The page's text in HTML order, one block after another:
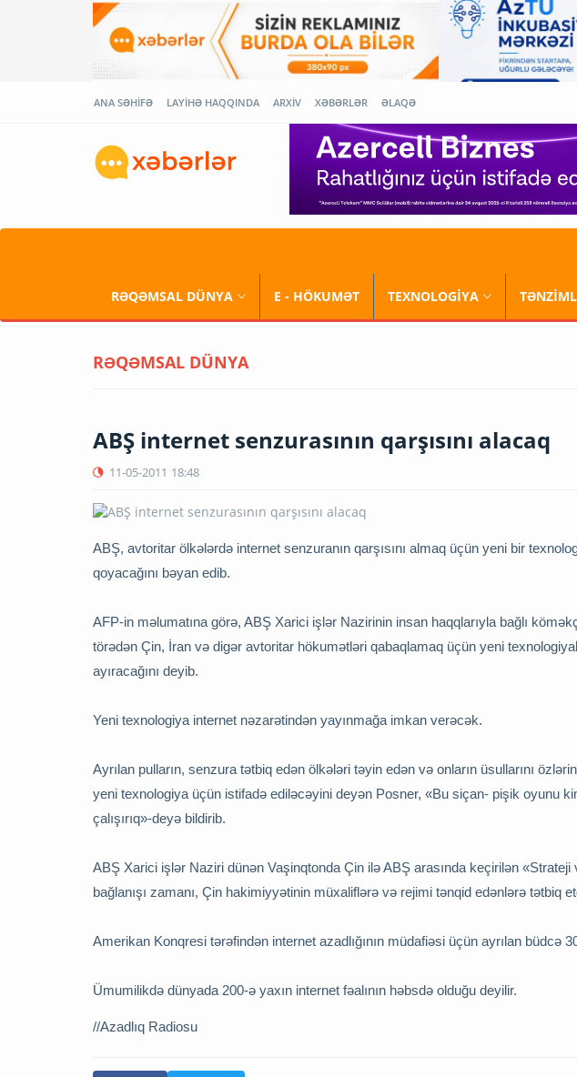
ANA SƏHİFƏ LAYİHƏ HAQQINDA ARXİV XƏBƏRLƏR ƏLAQƏ
RƏQƏMSAL DÜNYA E - HÖKUMƏT TEXNOLOGİYA
RƏQƏMSAL DÜNYA
ABŞ internet senzurasının qarşısını alacaq
11-05-2011 18:48
ABŞ, avtoritar ölkələrdə internet senzuranın qarşısını almaq üçün yeni bir
qoyacağını bəyan edib.
AFP-in məlumatına görə, ABŞ Xarici işlər Nazirinin insan haqqlarıyla bağlı
törədən Çin, İran və digər avtoritar hökumətləri qabaqlamaq üçün yeni
ayıracağını deyib.
Yeni texnologiya internet nəzarətindən yayınmağa imkan verəcək.
Ayrılan pulların, senzura tətbiq edən ölkələri təyin edən və onların üsullarını
yeni texnologiya üçün istifadə ediləcəyini deyən Posner, «Bu siçan- pişik oyunu
çalışırıq»-deyə bildirib.
ABŞ Xarici işlər Naziri dünən Vaşinqtonda Çin ilə ABŞ arasında keçirilən «Strateji
bağlanışı zamanı, Çin hakimiyyətinin müxaliflərə və rejimi tənqid edənlərə tətbiq
Amerikan Konqresi tərəfindən internet azadlığının müdafiəsi üçün ayrılan büdcə
Ümumilikdə dünyada 200-ə yaxın internet fəalının həbsdə olduğu deyilir.
//Azadlıq Radiosu